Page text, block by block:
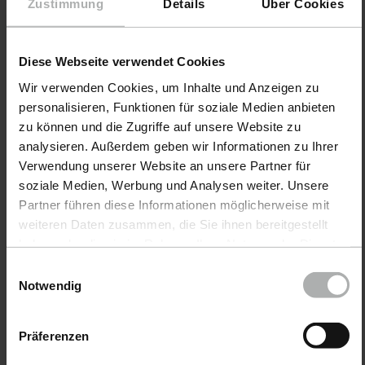
Zustimmung Details Über Cookies
Diese Webseite verwendet Cookies
Wir verwenden Cookies, um Inhalte und Anzeigen zu
personalisieren, Funktionen für soziale Medien anbieten
zu können und die Zugriffe auf unsere Website zu
analysieren. Außerdem geben wir Informationen zu Ihrer
Verwendung unserer Website an unsere Partner für
soziale Medien, Werbung und Analysen weiter. Unsere
Partner führen diese Informationen möglicherweise mit
weiteren Daten zusammen, die Sie ihnen bereitgestellt
Einstellungen zu den Cookies finden Sie unter
Notwendig
Präferenzen
artículo 9998437
Cleaning &
Application
43x43x67
0,90 €
artículo 9998441
Spatula Duo Ball
& Flat
44,90 €